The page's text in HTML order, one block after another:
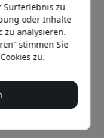
Surferlebnis zu
oder Inhalte
zu analysieren.
stimmen Sie
zu.